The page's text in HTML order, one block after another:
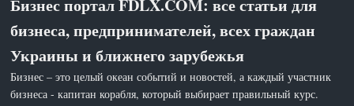
Бизнес портал FDLX.COM: все статьи для
бизнеса, предпринимателей, всех граждан
Украины и ближнего зарубежья
Бизнес – это целый океан событий и новостей, а каждый участник
бизнеса - капитан корабля, который выбирает правильный курс.